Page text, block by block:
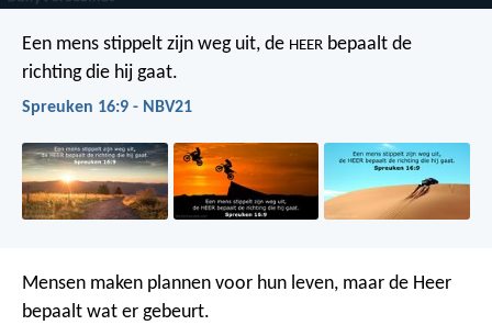
Een mens stippelt zijn weg uit, de HEER bepaalt de
richting die hij gaat.
Spreuken 16:9 - NBV21
Mensen maken plannen voor hun leven, maar de Heer
bepaalt wat er gebeurt.